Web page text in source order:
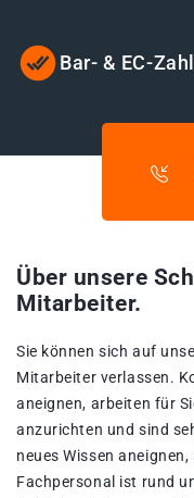
Bar- & EC-
Über unsere
Mitarbeiter.
Sie können sich auf
Mitarbeiter verlassen.
aneignen, arbeiten für
anzurichten und sind
neues Wissen
Fachpersonal ist rund